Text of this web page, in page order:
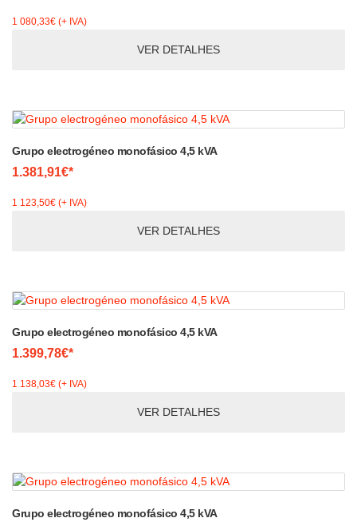
1 080,33€ (+ IVA)
VER DETALHES
Grupo electrogéneo monofásico 4,5 kVA
1.381,91€*
1 123,50€ (+ IVA)
VER DETALHES
Grupo electrogéneo monofásico 4,5 kVA
1.399,78€*
1 138,03€ (+ IVA)
VER DETALHES
Grupo electrogéneo monofásico 4,5 kVA